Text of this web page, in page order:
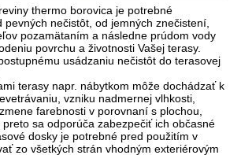
thermo borovica je potrebné
pevných nečistôt, od jemných znečistení,
pozamätaním a následne prúdom vody
povrchu a životnosti Vašej terasy.
usádzaniu nečistôt do terasovej
terasy napr. nábytkom môže dochádzať k
vzniku nadmernej vlhkosti,
farebnosti v porovnaní s plochou,
sa odporúča zabezpečiť ich občasné
dosky je potrebné pred použitím v
zo všetkých strán vhodným exteriérovým